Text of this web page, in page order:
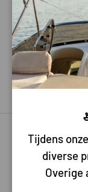
18-20mm L=560mm
21,50
Voeg toe aan mijn
Tijdens
diverse
Overige